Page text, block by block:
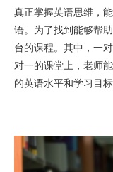
真正掌握英语思维，
语。为了找到能够帮
台的课程。其中，一
对一的课堂上，老师
的英语水平和学习目